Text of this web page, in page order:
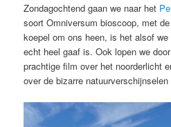
Zondagochtend gaan we naar het
soort Omniversum bioscoop, met
koepel om ons heen, is het alsof
echt heel gaaf is. Ook lopen we
prachtige film over het noorderlicht
over de bizarre